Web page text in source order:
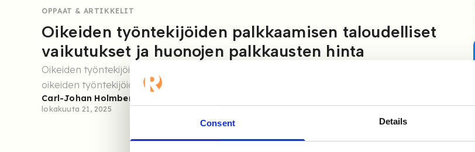
Consent Details
OPPAAT & ARTIKKELIT
Oikeiden työntekijöiden palkkaamisen taloudelliset
vaikutukset ja huonojen palkkausten hinta
Oikeiden työntekijöiden valinta on ratkaisevan tärkeää. Tässä artikkelissa tarkastellaan
oikeiden työntekijöiden palkkaamiseen liittyviä taloudellisia näkökohtia.
Carl-Johan Holmberg
lokakuuta 21, 2025